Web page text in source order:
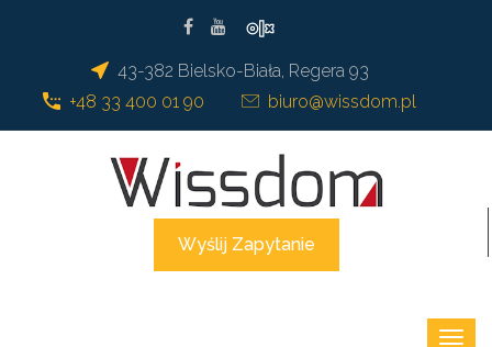
43-382 Bielsko-Biała, Regera 93
+48 33 400 01 90
biuro@wissdom.pl
Wyślij Zapytanie